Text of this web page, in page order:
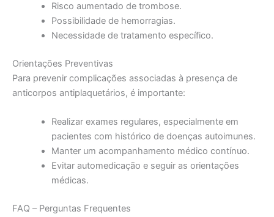
Risco aumentado de trombose.
Possibilidade de hemorragias.
Necessidade de tratamento específico.
Orientações Preventivas
Para prevenir complicações associadas à presença de
anticorpos antiplaquetários, é importante:
Realizar exames regulares, especialmente em
pacientes com histórico de doenças autoimunes.
Manter um acompanhamento médico contínuo.
Evitar automedicação e seguir as orientações
médicas.
FAQ – Perguntas Frequentes